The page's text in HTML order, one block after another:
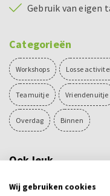
Gebruik van eigen
Categorieën
Workshops Losse
Teamuitje Vriendenuitje
Overdag Binnen
Ook leuk
Wij gebruiken cookies